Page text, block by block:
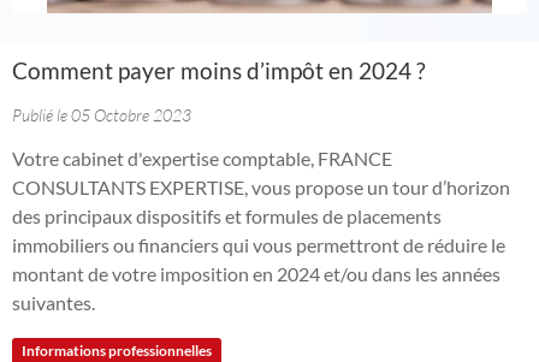
Comment payer moins d’impôt en 2024 ?
Publié le 05 Octobre 2023
Votre cabinet d'expertise comptable, FRANCE
CONSULTANTS EXPERTISE, vous propose un tour d’horizon
des principaux dispositifs et formules de placements
immobiliers ou financiers qui vous permettront de réduire le
montant de votre imposition en 2024 et/ou dans les années
suivantes.
Informations professionnelles